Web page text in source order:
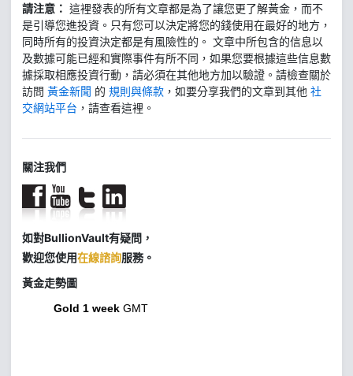
請注意： 這裡發表的所有文章都是為了讓您更了解黃金，而不
是引導您進投資。只有您可以決定將您的錢使用在最好的地方，
同時所有的投資決定都是有風險性的。 文章中所包含的信息以
及數據可能已經和實際事件有所不同，如果您要根據這些信息數
據採取相應投資行動，請必須在其他地方加以驗證。請檢查關於
訪問 黃金新聞 的 規則與條款 ，如要分享我們的文章到其他 社
交網站平台 ，請查看這裡。
關注我們
如對BullionVault有疑問，
歡迎您使用在線諮詢服務。
黃金走勢圖
Gold 1 week GMT